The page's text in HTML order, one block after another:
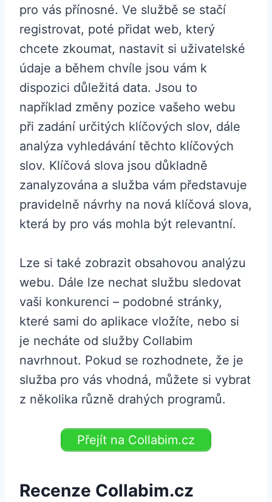
pro vás přínosné. Ve službě se stačí
registrovat, poté přidat web, který
chcete zkoumat, nastavit si uživatelské
údaje a během chvíle jsou vám k
dispozici důležitá data. Jsou to
například změny pozice vašeho webu
při zadání určitých klíčových slov, dále
analýza vyhledávání těchto klíčových
slov. Klíčová slova jsou důkladně
zanalyzována a služba vám představuje
pravidelně návrhy na nová klíčová slova,
která by pro vás mohla být relevantní.
Lze si také zobrazit obsahovou analýzu
webu. Dále lze nechat službu sledovat
vaši konkurenci – podobné stránky,
které sami do aplikace vložíte, nebo si
je necháte od služby Collabim
navrhnout. Pokud se rozhodnete, že je
služba pro vás vhodná, můžete si vybrat
z několika různě drahých programů.
Přejít na Collabim.cz
Recenze Collabim.cz